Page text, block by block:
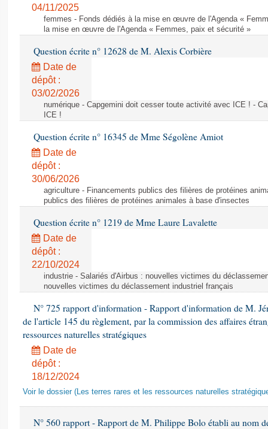
Comptes rendus des débats
04/11/2025
femmes - Fonds dédiés à la mise en œuvre de l'Agenda «
la mise en œuvre de l'Agenda « Femmes, paix et sécurité »
Question écrite n° 12628 de M. Alexis Corbière
Date de
dépôt :
03/02/2026
numérique - Capgemini doit cesser toute activité avec ICE ! -
ICE !
Question écrite n° 16345 de Mme Ségolène Amiot
Date de
dépôt :
30/06/2026
agriculture - Financements publics des filières de protéines
publics des filières de protéines animales à base d'insectes
Question écrite n° 1219 de Mme Laure Lavalette
Date de
dépôt :
22/10/2024
industrie - Salariés d'Airbus : nouvelles victimes du
nouvelles victimes du déclassement industriel français
N° 725 rapport d'information - Rapport d'information de M.
de l'article 145 du règlement, par la commission des affaires
ressources naturelles stratégiques
Date de
dépôt :
18/12/2024
Voir le dossier (Les terres rares et les ressources naturelles
N° 560 rapport - Rapport de M. Philippe Bolo établi au nom